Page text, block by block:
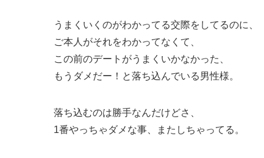
うまくいくのがわかってる交際をしてるのに、
ご本人がそれをわかってなくて、
この前のデートがうまくいかなかった、
もうダメだー！と落ち込んでいる男性様。
落ち込むのは勝手なんだけどさ、
1番やっちゃダメな事、またしちゃってる。